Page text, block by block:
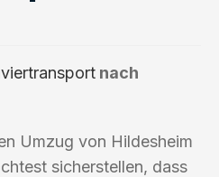
nach
Umzug von Hildesheim
sicherstellen, dass